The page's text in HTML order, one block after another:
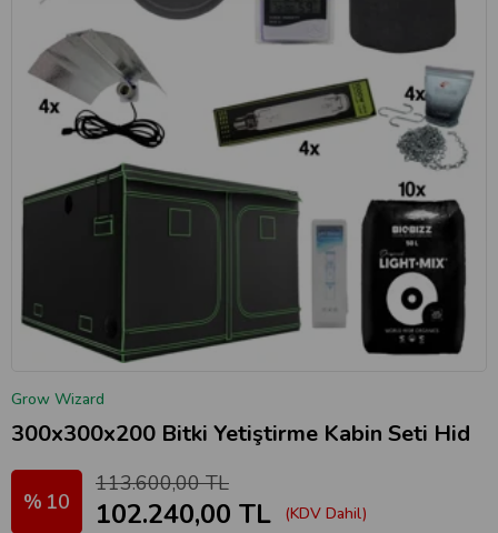
Grow Wizard
300x300x200 Bitki Yetiştirme Kabin Seti Hid
10
113.600,00 TL
102.240,00 TL (KDV Dahil)